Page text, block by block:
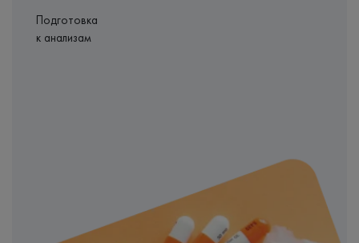
Подготовка
к анализам